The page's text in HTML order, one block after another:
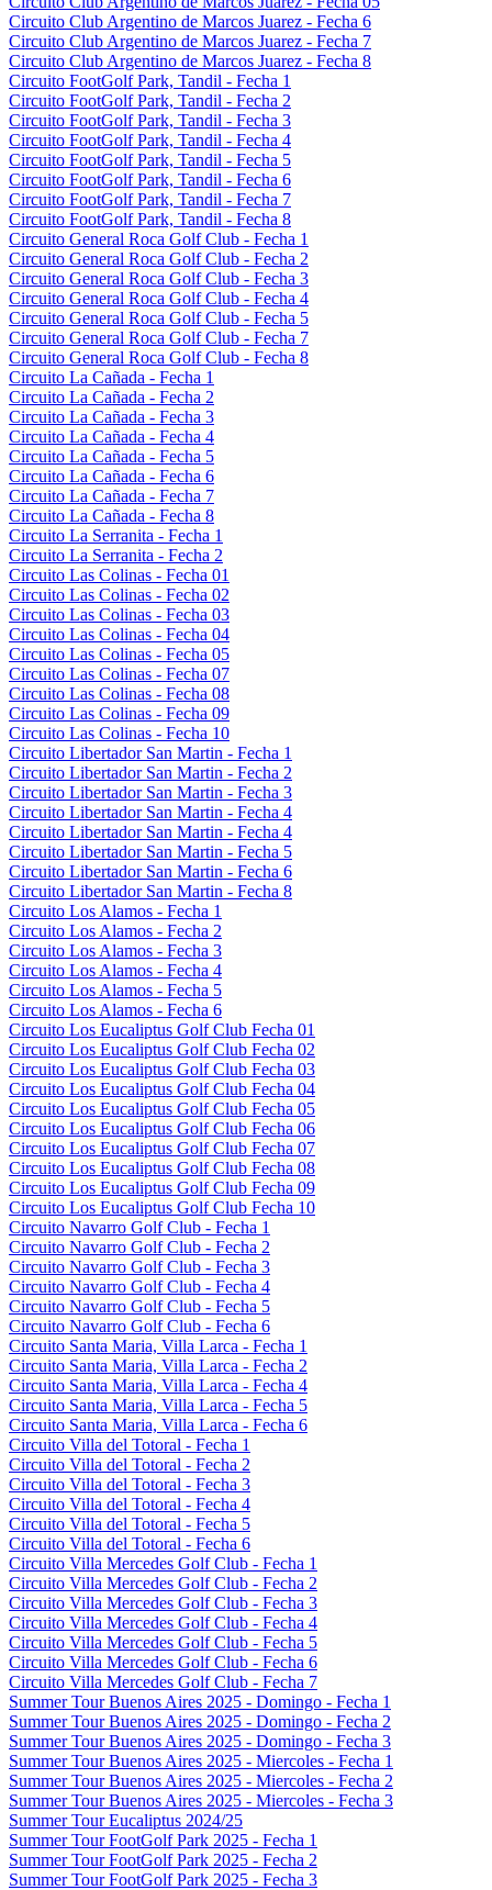
Circuito Club Argentino de Marcos Juarez - Fecha 6
Circuito Club Argentino de Marcos Juarez - Fecha 7
Circuito Club Argentino de Marcos Juarez - Fecha 8
Circuito FootGolf Park, Tandil - Fecha 1
Circuito FootGolf Park, Tandil - Fecha 2
Circuito FootGolf Park, Tandil - Fecha 3
Circuito FootGolf Park, Tandil - Fecha 4
Circuito FootGolf Park, Tandil - Fecha 5
Circuito FootGolf Park, Tandil - Fecha 6
Circuito FootGolf Park, Tandil - Fecha 7
Circuito FootGolf Park, Tandil - Fecha 8
Circuito General Roca Golf Club - Fecha 1
Circuito General Roca Golf Club - Fecha 2
Circuito General Roca Golf Club - Fecha 3
Circuito General Roca Golf Club - Fecha 4
Circuito General Roca Golf Club - Fecha 5
Circuito General Roca Golf Club - Fecha 7
Circuito General Roca Golf Club - Fecha 8
Circuito La Cañada - Fecha 1
Circuito La Cañada - Fecha 2
Circuito La Cañada - Fecha 3
Circuito La Cañada - Fecha 4
Circuito La Cañada - Fecha 5
Circuito La Cañada - Fecha 6
Circuito La Cañada - Fecha 7
Circuito La Cañada - Fecha 8
Circuito La Serranita - Fecha 1
Circuito La Serranita - Fecha 2
Circuito Las Colinas - Fecha 01
Circuito Las Colinas - Fecha 02
Circuito Las Colinas - Fecha 03
Circuito Las Colinas - Fecha 04
Circuito Las Colinas - Fecha 05
Circuito Las Colinas - Fecha 07
Circuito Las Colinas - Fecha 08
Circuito Las Colinas - Fecha 09
Circuito Las Colinas - Fecha 10
Circuito Libertador San Martin - Fecha 1
Circuito Libertador San Martin - Fecha 2
Circuito Libertador San Martin - Fecha 3
Circuito Libertador San Martin - Fecha 4
Circuito Libertador San Martin - Fecha 4
Circuito Libertador San Martin - Fecha 5
Circuito Libertador San Martin - Fecha 6
Circuito Libertador San Martin - Fecha 8
Circuito Los Alamos - Fecha 1
Circuito Los Alamos - Fecha 2
Circuito Los Alamos - Fecha 3
Circuito Los Alamos - Fecha 4
Circuito Los Alamos - Fecha 5
Circuito Los Alamos - Fecha 6
Circuito Los Eucaliptus Golf Club Fecha 01
Circuito Los Eucaliptus Golf Club Fecha 02
Circuito Los Eucaliptus Golf Club Fecha 03
Circuito Los Eucaliptus Golf Club Fecha 04
Circuito Los Eucaliptus Golf Club Fecha 05
Circuito Los Eucaliptus Golf Club Fecha 06
Circuito Los Eucaliptus Golf Club Fecha 07
Circuito Los Eucaliptus Golf Club Fecha 08
Circuito Los Eucaliptus Golf Club Fecha 09
Circuito Los Eucaliptus Golf Club Fecha 10
Circuito Navarro Golf Club - Fecha 1
Circuito Navarro Golf Club - Fecha 2
Circuito Navarro Golf Club - Fecha 3
Circuito Navarro Golf Club - Fecha 4
Circuito Navarro Golf Club - Fecha 5
Circuito Navarro Golf Club - Fecha 6
Circuito Santa Maria, Villa Larca - Fecha 1
Circuito Santa Maria, Villa Larca - Fecha 2
Circuito Santa Maria, Villa Larca - Fecha 4
Circuito Santa Maria, Villa Larca - Fecha 5
Circuito Santa Maria, Villa Larca - Fecha 6
Circuito Villa del Totoral - Fecha 1
Circuito Villa del Totoral - Fecha 2
Circuito Villa del Totoral - Fecha 3
Circuito Villa del Totoral - Fecha 4
Circuito Villa del Totoral - Fecha 5
Circuito Villa del Totoral - Fecha 6
Circuito Villa Mercedes Golf Club - Fecha 1
Circuito Villa Mercedes Golf Club - Fecha 2
Circuito Villa Mercedes Golf Club - Fecha 3
Circuito Villa Mercedes Golf Club - Fecha 4
Circuito Villa Mercedes Golf Club - Fecha 5
Circuito Villa Mercedes Golf Club - Fecha 6
Circuito Villa Mercedes Golf Club - Fecha 7
Summer Tour Buenos Aires 2025 - Domingo - Fecha 1
Summer Tour Buenos Aires 2025 - Domingo - Fecha 2
Summer Tour Buenos Aires 2025 - Domingo - Fecha 3
Summer Tour Buenos Aires 2025 - Miercoles - Fecha 1
Summer Tour Buenos Aires 2025 - Miercoles - Fecha 2
Summer Tour Buenos Aires 2025 - Miercoles - Fecha 3
Summer Tour Eucaliptus 2024/25
Summer Tour FootGolf Park 2025 - Fecha 1
Summer Tour FootGolf Park 2025 - Fecha 2
Summer Tour FootGolf Park 2025 - Fecha 3